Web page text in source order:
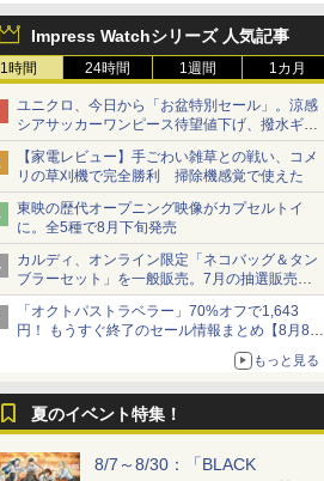
Impress Watchシリーズ 人気記事
1時間 24時間 1週間 1カ月
ユニクロ、今日から「お盆特別セール」。涼感
シアサッカーワンピース待望値下げ、撥水ギア
ショーツは1990円に
【家電レビュー】手ごわい雑草との戦い、コメ
リの草刈機で完全勝利 掃除機感覚で使えた
東映の歴代オープニング映像がカプセルトイ
に。全5種で8月下旬発売
カルディ、オンライン限定「ネコバッグ＆タン
ブラーセット」を一般販売。7月の抽選販売の
当選無効分
「オクトパストラベラー」70%オフで1,643
円！ もうすぐ終了のセール情報まとめ【8月8日
ニンテンドーeショップでは「大神 絶景版」が
もっと見る
夏のイベント特集！
8/7～8/30：「BLACK